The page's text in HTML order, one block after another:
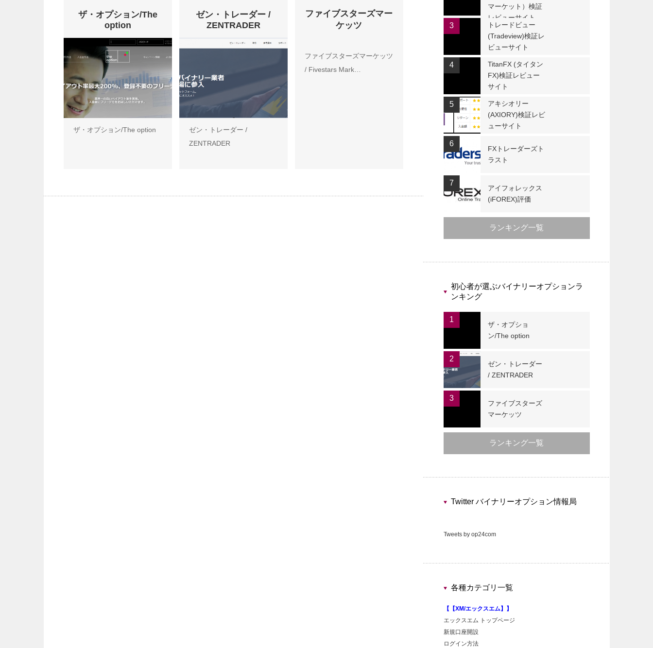
ザ・オプション/The
option
ザ・オプション/The option
ゼン・トレーダー /
ZENTRADER
ゼン・トレーダー /
ZENTRADER
ファイブスターズマー
ケッツ
ファイブスターズマーケッツ
/ Fivestars Mark…
マーケット）検証
レビューサイト
3
トレードビュー
(Tradeview)検証レ
ビューサイト
4
TitanFX (タイタン
FX)検証レビュー
サイト
5
アキシオリー
(AXIORY)検証レビ
ューサイト
6
FXトレーダーズト
ラスト
7
アイフォレックス
(iFOREX)評価
ランキング一覧
初心者が選ぶバイナリーオプションラ
ンキング
1
ザ・オプショ
ン/The option
2
ゼン・トレーダー
/ ZENTRADER
3
ファイブスターズ
マーケッツ
ランキング一覧
Twitter バイナリーオプション情報局
Tweets by op24com
各種カテゴリ一覧
【【XM/エックスエム】】
エックスエム トップページ
新規口座開設
ログイン方法